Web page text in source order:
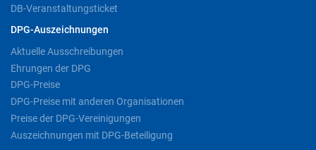
DB-Veranstaltungsticket
DPG-Auszeichnungen
Aktuelle Ausschreibungen
Ehrungen der DPG
DPG-Preise
DPG-Preise mit anderen Organisationen
Preise der DPG-Vereinigungen
Auszeichnungen mit DPG-Beteiligung